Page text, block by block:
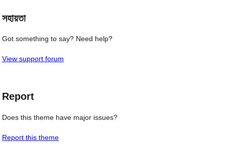
সহায়তা
Got something to say? Need help?
View support forum
Report
Does this theme have major issues?
Report this theme